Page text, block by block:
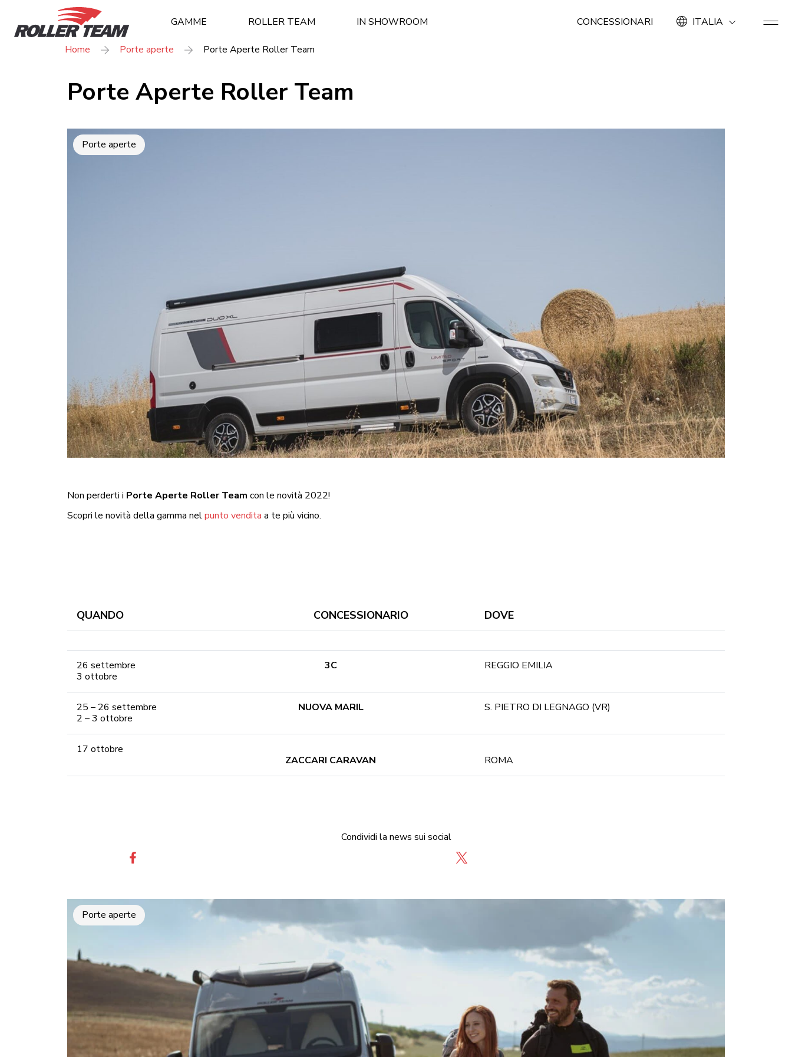
GAMME ROLLER TEAM IN SHOWROOM CONCESSIONARI ITALIA
Home Porte aperte Porte Aperte Roller Team
Porte Aperte Roller Team
Porte aperte
Non perderti i Porte Aperte Roller Team con le novità 2022!
Scopri le novità della gamma nelpunto vendita a te più vicino.
QUANDO CONCESSIONARIO DOVE
26 settembre
3 ottobre
3C REGGIO EMILIA
25 – 26 settembre
2 – 3 ottobre
NUOVA MARIL S. PIETRO DI LEGNAGO (VR)
17 ottobre
ZACCARI CARAVAN
ROMA
Condividi la news sui social
Porte aperte